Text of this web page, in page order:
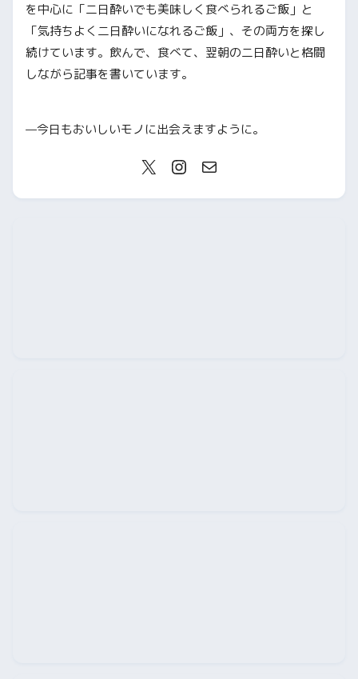
を中心に「二日酔いでも美味しく食べられるご飯」と
「気持ちよく二日酔いになれるご飯」、その両方を探し
続けています。飲んで、食べて、翌朝の二日酔いと格闘
しながら記事を書いています。
—今日もおいしいモノに出会えますように。